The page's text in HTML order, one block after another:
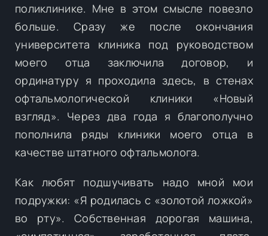
поликлинике. Мне в этом смысле повезло
больше. Сразу же после окончания
университета клиника под руководством
моего отца заключила договор, и
ординатуру я проходила здесь, в стенах
офтальмологической клиники «Новый
взгляд». Через два года я благополучно
пополнила ряды клиники моего отца в
качестве штатного офтальмолога.
Как любят подшучивать надо мной мои
подружки: «Я родилась с «золотой ложкой»
во рту». Собственная дорогая машина,